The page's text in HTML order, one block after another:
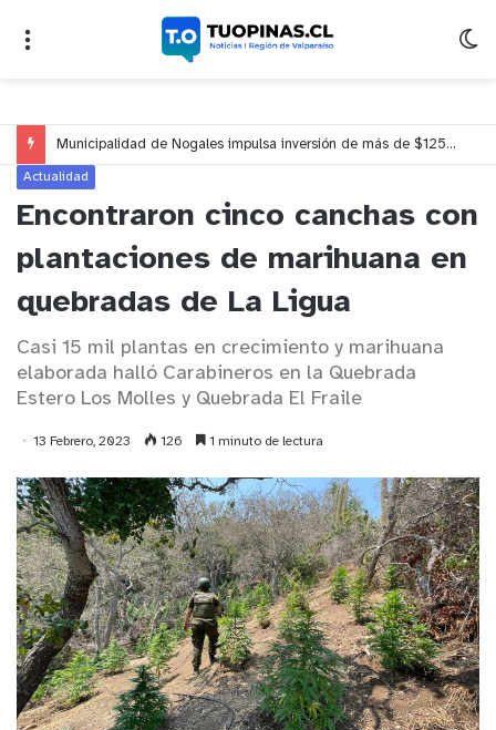
Municipalidad de Nogales impulsa inversión de más de $125 millones para mejorar el sector El Polígono
Actualidad
Encontraron cinco canchas con
plantaciones de marihuana en
quebradas de La Ligua
Casi 15 mil plantas en crecimiento y marihuana
elaborada halló Carabineros en la Quebrada
Estero Los Molles y Quebrada El Fraile
13 Febrero, 2023 126 1 minuto de lectura